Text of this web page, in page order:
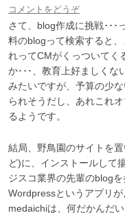
コメントをどうぞ
さて、blog作成に挑戦･･･
料のblogって検索すると
れってCMがくっついてく
か･･･、教育上好ましくな
みたいですが、予算の少
られそうだし、あれこれ
るようです。
結局、野鳥園のサイトを
ど)に、インストールして
ジスコ業界の先輩のblog
Wordpressというアプリが
medaichiは、何だかんだ